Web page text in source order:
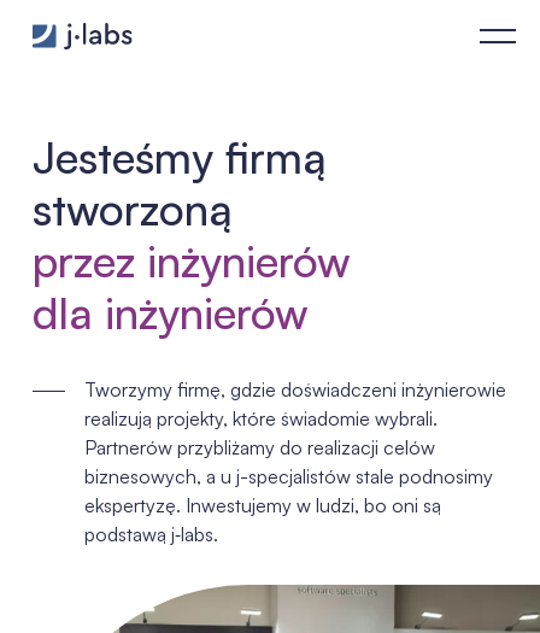
O nas - j‑labs software specialists
Jesteśmy firmą
stworzoną
przez inżynierów
dla inżynierów
Tworzymy firmę, gdzie doświadczeni inżynierowie
realizują projekty, które świadomie wybrali.
Partnerów przybliżamy do realizacji celów
biznesowych, a u j-specjalistów stale podnosimy
ekspertyzę. Inwestujemy w ludzi, bo oni są
podstawą j‑labs.